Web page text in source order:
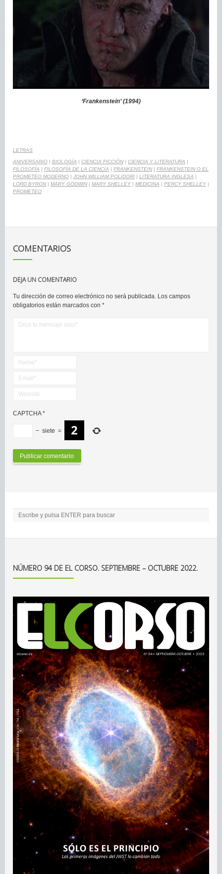
‘Frankenstein’ (1994)
LETRAS
ANIVERSARIO | BIOLOGÍA | CIENCIA FICCIÓN | CIENCIA Y LITERATURA |
FILOSOFÍA | FILOSOFÍA DE LA CIENCIA | FRANKENSTEIN | FRANKENSTEIN O EL
PROMETEO MODERNO | JOHN WILLIAM POLIDORI | LITERATURA INGLESA |
LORD BYRON | MARY GODWIN | MARY SHELLEY | MEDICINA | PERCY SHELLEY |
PROMETEO
COMENTARIOS
DEJA UN COMENTARIO
Tu dirección de correo electrónico no será publicada. Los campos
obligatorios están marcados con *
CAPTCHA*
− siete =
NÚMERO 94 DE EL CORSO. SEPTIEMBRE – OCTUBRE 2022.